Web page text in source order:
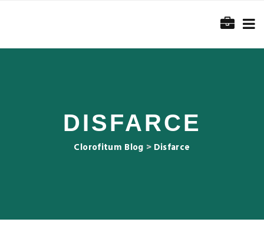
DISFARCE
Clorofitum Blog > Disfarce